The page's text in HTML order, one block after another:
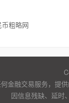
粗略网
金融交易服务，提
因信息残缺、延时